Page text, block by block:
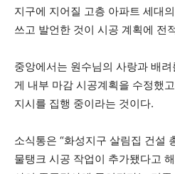
지구에 지어질 고층 아파트 세대
쓰고 발언한 것이 시공 계획에 전
중앙에서는 원수님의 사랑과 배
게 내부 마감 시공계획을 수정했
지시를 집행 중이라는 것이다.
소식통은 “화성지구 살림집 건설
물탱크 시공 작업이 추가됐다고